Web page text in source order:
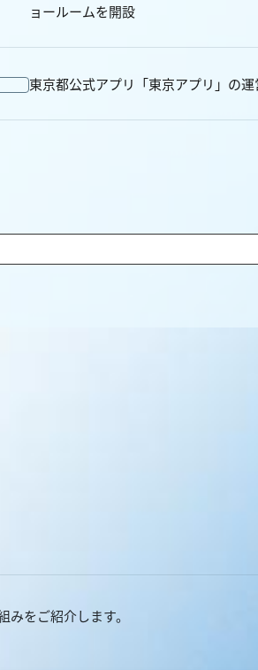
ョールームを開設
東京都公式アプリ「東京アプリ」の
をご紹介します。